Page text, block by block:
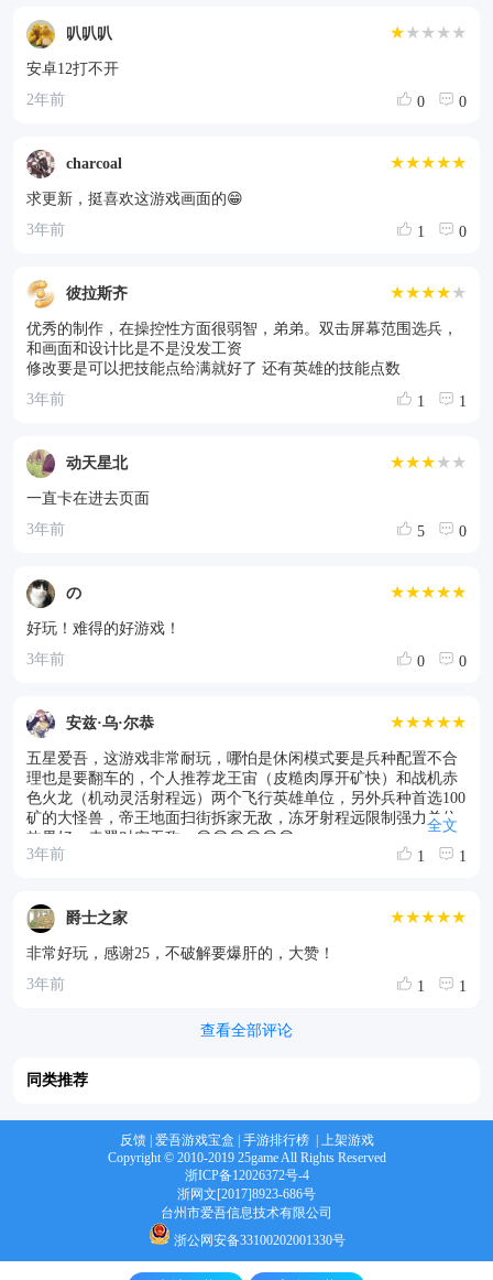
叭叭叭 ★★★★★
安卓12打不开
2年前
0 0
charcoal ★★★★★
求更新，挺喜欢这游戏画面的😁
3年前
1 0
彼拉斯齐 ★★★★★
优秀的制作，在操控性方面很弱智，弟弟。双击屏幕范围选兵，
和画面和设计比是不是没发工资
修改要是可以把技能点给满就好了 还有英雄的技能点数
3年前
1 1
动天星北 ★★★★★
一直卡在进去页面
3年前
5 0
の ★★★★★
好玩！难得的好游戏！
3年前
0 0
安兹·乌·尔恭 ★★★★★
五星爱吾，这游戏非常耐玩，哪怕是休闲模式要是兵种配置不合
理也是要翻车的，个人推荐龙王宙（皮糙肉厚开矿快）和战机赤
色火龙（机动灵活射程远）两个飞行英雄单位，另外兵种首选100
矿的大怪兽，帝王地面扫街拆家无敌，冻牙射程远限制强力单位
效果好，赤翼对空无敌。😎😎😎😎😎😎
全文
3年前
1 1
爵士之家 ★★★★★
非常好玩，感谢25，不破解要爆肝的，大赞！
3年前
1 1
查看全部评论
同类推荐
反馈| 爱吾游戏宝盒 手游排行榜| 上架游戏
Copyright © 2010-2019 25game All Rights Reserved
浙ICP备12026372号-4
浙网文[2017]8923-686号
台州市爱吾信息技术有限公司
浙公网安备33100202001330号